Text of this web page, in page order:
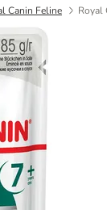
Canin Feline Royal